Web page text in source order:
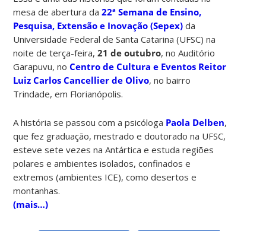
mesa de abertura da22ª Semana de Ensino,
Pesquisa, Extensão e Inovação (Sepex) da
Universidade Federal de Santa Catarina (UFSC) na
noite de terça-feira,21 de outubro, no Auditório
Garapuvu, noCentro de Cultura e Eventos Reitor
Luiz Carlos Cancellier de Olivo, no bairro
Trindade, em Florianópolis.
A história se passou com a psicóloga Paola Delben,
que fez graduação, mestrado e doutorado na UFSC,
esteve sete vezes na Antártica e estuda regiões
polares e ambientes isolados, confinados e
extremos (ambientes ICE), como desertos e
montanhas.
(mais…)